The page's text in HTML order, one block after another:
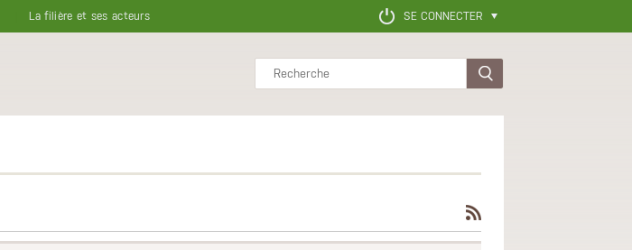
La filière et ses acteurs SE CONNECTER
Rechercher